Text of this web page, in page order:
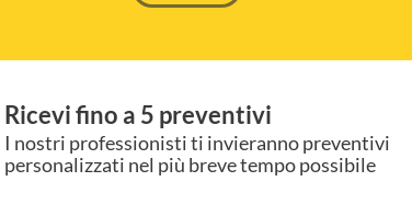
Ricevi fino a 5 preventivi
I nostri professionisti ti invieranno preventivi
personalizzati nel più breve tempo possibile